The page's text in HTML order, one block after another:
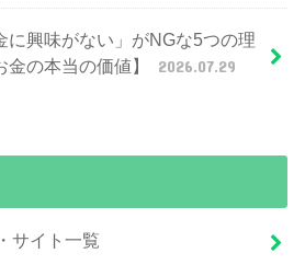
に興味がない」がNGな5つの理
金の本当の価値】
2026.07.29
サイト一覧